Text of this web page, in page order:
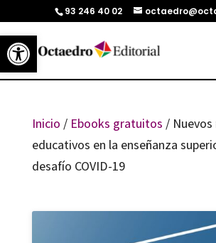
Abrir barra de herramientas
93 246 40 02
Inicio / Ebooks gratuitos /
educativos en la enseñanza
desafío COVID-19